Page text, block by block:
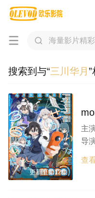
 
搜索到与“三川华月
更新至第12集
主
导
查